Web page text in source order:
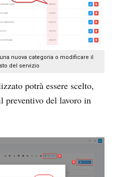
nuova categoria o modificare il
del servizio
potrà essere scelto,
preventivo del lavoro in